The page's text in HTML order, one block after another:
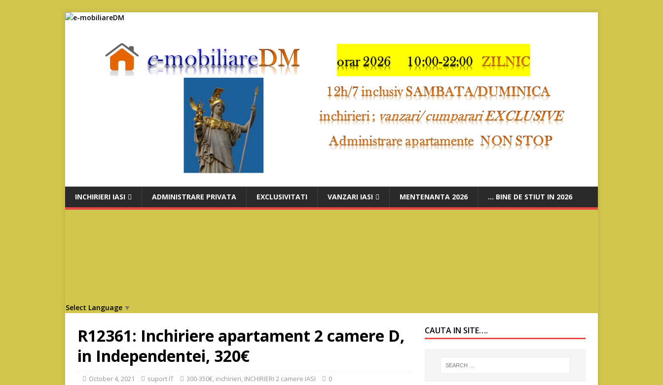
INCHIRIERI IASI ADMINISTRARE PRIVATA EXCLUSIVITATI VANZARI IASI MENTENANTA 2026 … BINE DE STIUT IN 2026
Select Language ▼
R12361: Inchiriere apartament 2 camere D,
in Independentei, 320€
October 4, 2021 suport IT 300-350€, inchirieri, INCHIRIERI 2 camere IASI 0
CAUTA IN SITE….